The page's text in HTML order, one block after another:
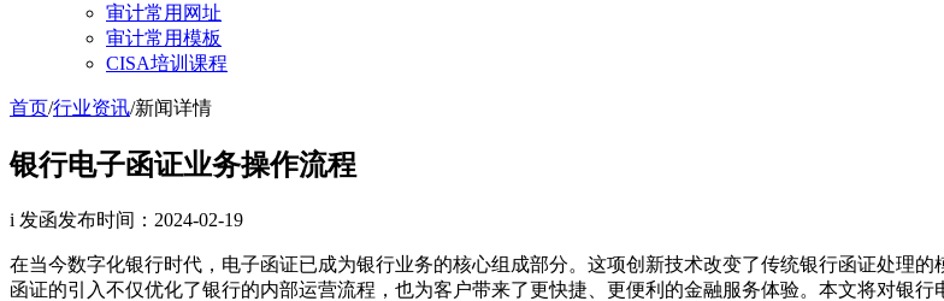
审计常用网址
审计常用模板
CISA培训课程
首页/行业资讯/新闻详情
银行电子函证业务操作流程
i 发函发布时间：2024-02-19
在当今数字化银行时代，电子函证已成为银行业务的核心组成部分。这项创新技术改变了传统银行函证处理
函证的引入不仅优化了银行的内部运营流程，也为客户带来了更快捷、更便利的金融服务体验。本文将对银